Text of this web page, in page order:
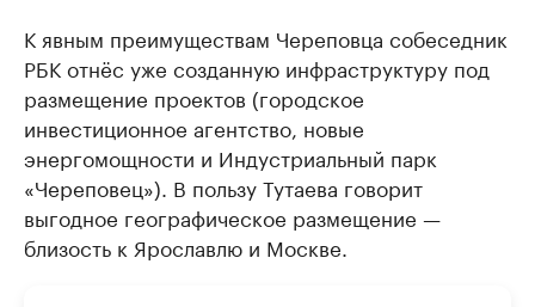
К явным преимуществам Череповца собеседник
РБК отнёс уже созданную инфраструктуру под
размещение проектов (городское
инвестиционное агентство, новые
энергомощности и Индустриальный парк
«Череповец»). В пользу Тутаева говорит
выгодное географическое размещение —
близость к Ярославлю и Москве.